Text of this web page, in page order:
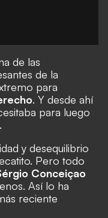
de las
de la
para
. Y desde ahí
para luego
y desequilibrio
Pero todo
Conceiçao
Así lo ha
reciente